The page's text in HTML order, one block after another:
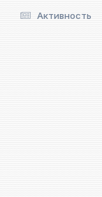
Активность